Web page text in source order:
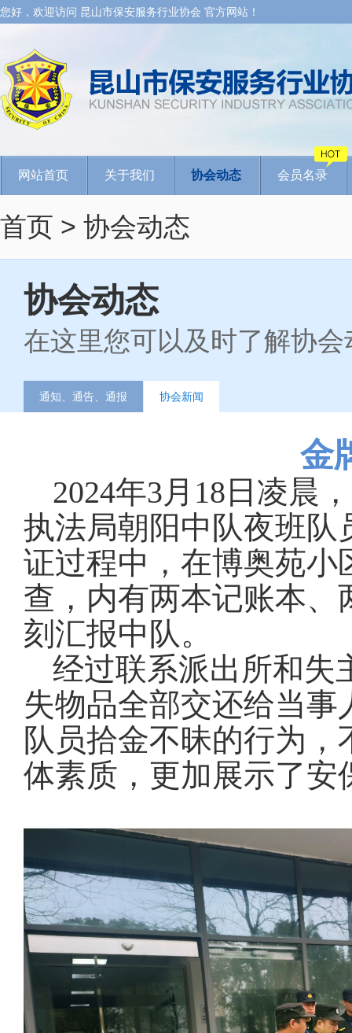
您好，欢迎访问 昆山市保安服务行业协会 官方网站！
网站首页 关于我们 协会动态 会员名录
首页 > 协会动态
协会动态
在这里您可以及时了解协会
通知、通告、通报 协会新闻
金
2024年3月18日凌晨
执法局朝阳中队夜班队
证过程中，在博奥苑小
查，内有两本记账本
刻汇报中队。
经过联系派出所和失
失物品全部交还给当
队员拾金不昧的行为
体素质，更加展示了安